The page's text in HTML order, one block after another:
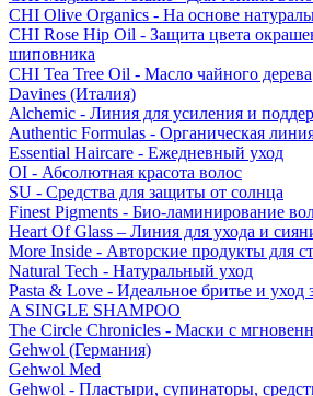
CHI Olive Organics - На основе
CHI Rose Hip Oil - Защита цвета
шиповника
CHI Tea Tree Oil - Масло чайного дерева
Davines (Италия)
Alchemic - Линия для усиления и
Authentic Formulas - Органическая
Essential Haircare - Eжедневный уход
OI - Абсолютная красота волос
SU - Средства для защиты от солнца
Finest Pigments - Био-ламинирование
Heart Of Glass – Линия для ухода и
More Inside - Авторские продукты для
Natural Tech - Натуральный уход
Pasta & Love - Идеальное бритье и уход
A SINGLE SHAMPOO
The Circle Chronicles - Маски с
Gehwol (Германия)
Gehwol Med
Gehwol - Пластыри, супинаторы,